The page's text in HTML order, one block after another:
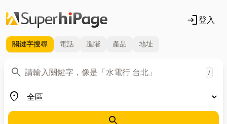
login登入
關鍵字搜尋 電話 進階 產品 地址
search
關鍵字 /
place
地區
search